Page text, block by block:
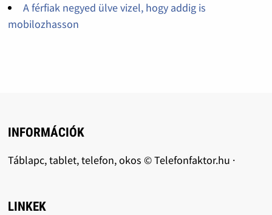
A férfiak negyed ülve vizel, hogy addig is
mobilozhasson
INFORMÁCIÓK
Táblapc, tablet, telefon, okos © Telefonfaktor.hu ·
LINKEK